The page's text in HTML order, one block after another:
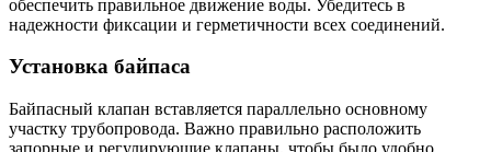
обеспечить правильное движение воды. Убедитесь в
надежности фиксации и герметичности всех соединений.
Установка байпаса
Байпасный клапан вставляется параллельно основному
участку трубопровода. Важно правильно расположить
запорные и регулирующие клапаны, чтобы было удобно